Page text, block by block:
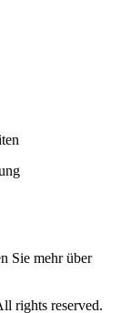
Sie mehr über
rights reserved.